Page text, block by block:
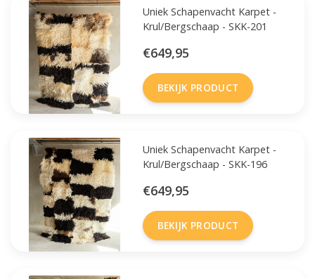
Uniek Schapenvacht Karpet -
Krul/Bergschaap - SKK-201
€649,95
BEKIJK PRODUCT
Uniek Schapenvacht Karpet -
Krul/Bergschaap - SKK-196
€649,95
BEKIJK PRODUCT